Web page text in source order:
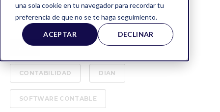
una sola cookie en tu navegador para recordar tu
preferencia de que no se te haga seguimiento.
ACEPTAR DECLINAR
ALL PYMES TIPS
CONTABILIDAD DIAN
SOFTWARE CONTABLE